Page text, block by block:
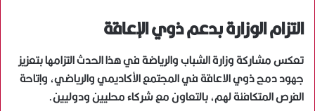
التزام الوزارة بدعم ذوي الإعاقة
تعكس مشاركة وزارة الشباب والرياضة في هذا الحدث التزامها بتعزيز
جهود دمج ذوي الاعاقة في المجتمع الأكاديمي والرياضي، وإتاحة
الفرص المتكافئة لهم، بالتعاون مع شركاء محليين ودوليين.